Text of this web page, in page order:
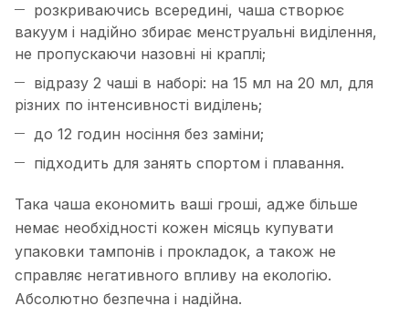
розкриваючись всередині, чаша створює
вакуум і надійно збирає менструальні виділення,
не пропускаючи назовні ні краплі;
відразу 2 чаші в наборі: на 15 мл на 20 мл, для
різних по інтенсивності виділень;
до 12 годин носіння без заміни;
підходить для занять спортом і плавання.
Така чаша економить ваші гроші, адже більше
немає необхідності кожен місяць купувати
упаковки тампонів і прокладок, а також не
справляє негативного впливу на екологію.
Абсолютно безпечна і надійна.